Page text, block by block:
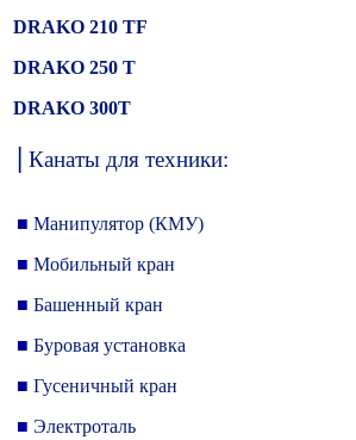
DRAKO 210 TF
DRAKO 250 T
DRAKO 300T
| Канаты для техники:
■ Манипулятор (КМУ)
■ Мобильный кран
■ Башенный кран
■ Буровая установка
■ Гусеничный кран
■ Электроталь